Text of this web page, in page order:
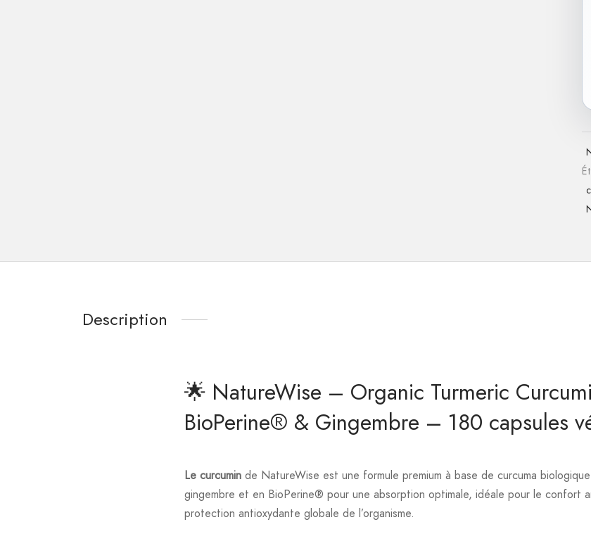
Description
🌟 NatureWise – Organic Turmeric
BioPerine® & Gingembre – 180 capsules
Le curcumin de NatureWise est une formule premium à base de curcuma
gingembre et en BioPerine® pour une absorption optimale, idéale pour le confort
protection antioxydante globale de l’organisme.